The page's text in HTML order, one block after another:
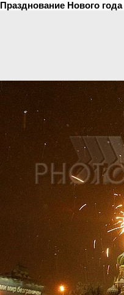
Празднование Нового года